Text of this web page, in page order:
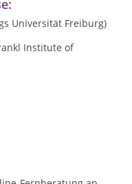
Universität Freiburg)
Institute of